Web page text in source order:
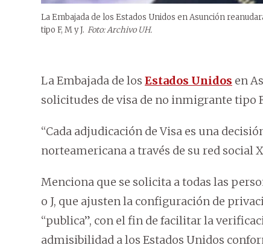
La Embajada de los Estados Unidos en Asunción
tipo F, M y J. Foto: Archivo UH.
La Embajada de los Estados Unidos en
solicitudes de visa de no inmigrante tipo
“Cada adjudicación de Visa es una
norteamericana a través de su red social
Menciona que se solicita a todas las
o J, que ajusten la configuración de
“publica”, con el fin de facilitar la
admisibilidad a los Estados Unidos